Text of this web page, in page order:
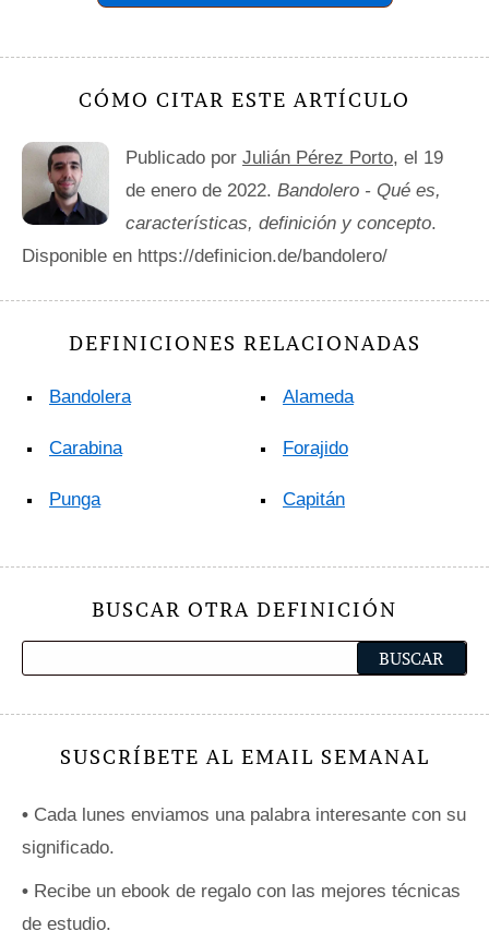
CÓMO CITAR ESTE ARTÍCULO
Publicado por Julián Pérez Porto, el 19
de enero de 2022. Bandolero - Qué es,
características, definición y concepto.
Disponible en https://definicion.de/bandolero/
DEFINICIONES RELACIONADAS
Bandolera
Carabina
Punga
Alameda
Forajido
Capitán
BUSCAR OTRA DEFINICIÓN
SUSCRÍBETE AL EMAIL SEMANAL
• Cada lunes enviamos una palabra interesante con su
significado.
• Recibe un ebook de regalo con las mejores técnicas
de estudio.